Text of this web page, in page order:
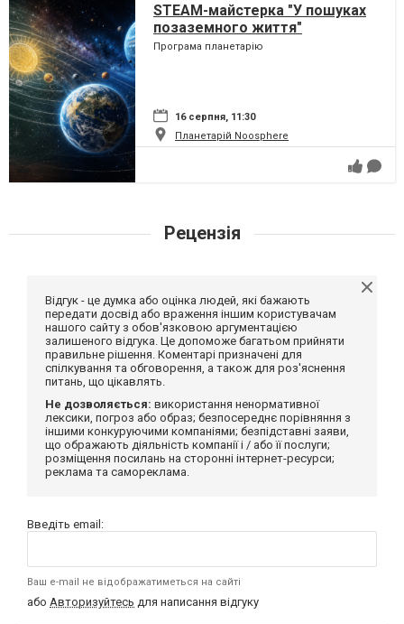
STEAM-майстерка "У пошуках
позаземного життя"
Програма планетарію
16 серпня, 11:30
Планетарій Noosphere
Рецензія
Відгук - це думка або оцінка людей, які бажають
передати досвід або враження іншим користувачам
нашого сайту з обов'язковою аргументацією
залишеного відгука. Це допоможе багатьом прийняти
правильне рішення. Коментарі призначені для
спілкування та обговорення, а також для роз'яснення
питань, що цікавлять.
Не дозволяється: використання ненормативної
лексики, погроз або образ; безпосереднє порівняння з
іншими конкуруючими компаніями; безпідставні заяви,
що ображають діяльність компанії і / або її послуги;
розміщення посилань на сторонні інтернет-ресурси;
реклама та самореклама.
Введіть email:
Ваш e-mail не відображатиметься на сайті
або Авторизуйтесь для написання відгуку